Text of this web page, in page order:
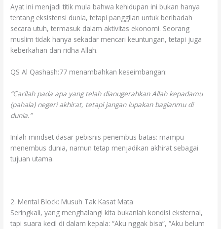
Ayat ini menjadi titik mula bahwa kehidupan ini bukan hanya
tentang eksistensi dunia, tetapi panggilan untuk beribadah
secara utuh, termasuk dalam aktivitas ekonomi. Seorang
muslim tidak hanya sekadar mencari keuntungan, tetapi juga
keberkahan dan ridha Allah.
QS Al Qashash:77 menambahkan keseimbangan:
“Carilah pada apa yang telah dianugerahkan Allah kepadamu
(pahala) negeri akhirat, tetapi jangan lupakan bagianmu di
dunia.”
Inilah mindset dasar pebisnis penembus batas: mampu
menembus dunia, namun tetap menjadikan akhirat sebagai
tujuan utama.
2. Mental Block: Musuh Tak Kasat Mata
Seringkali, yang menghalangi kita bukanlah kondisi eksternal,
tapi suara kecil di dalam kepala: “Aku nggak bisa”, “Aku belum